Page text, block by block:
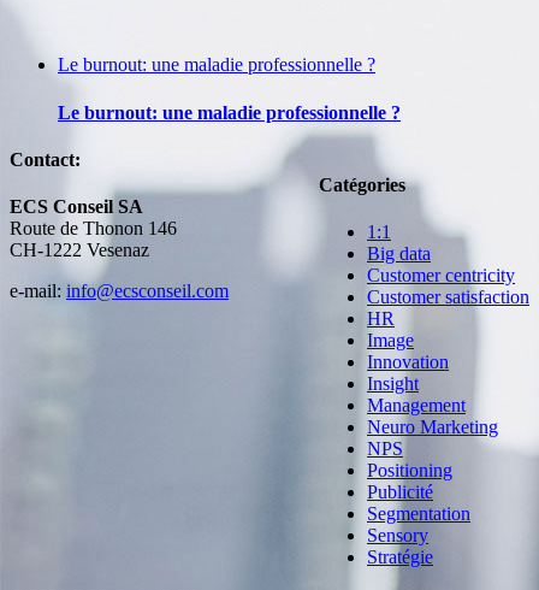
Le burnout: une maladie professionnelle ?
Le burnout: une maladie professionnelle ?
Catégories
1:1
Big data
Customer centricity
Customer satisfaction
HR
Image
Innovation
Insight
Management
Neuro Marketing
NPS
Positioning
Publicité
Segmentation
Sensory
Stratégie
Contact:
ECS Conseil SA
Route de Thonon 146
CH-1222 Vesenaz
e-mail: info@ecsconseil.com